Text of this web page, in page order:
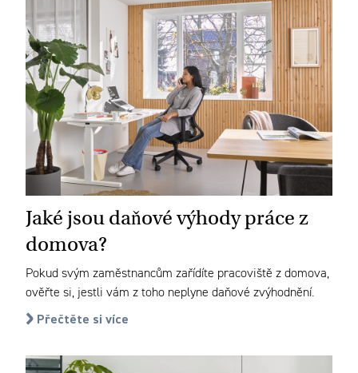
Jaké jsou daňové výhody práce z
domova?
Pokud svým zaměstnancům zařídíte pracoviště z domova,
ověřte si, jestli vám z toho neplyne daňové zvýhodnění.
Přečtěte si více